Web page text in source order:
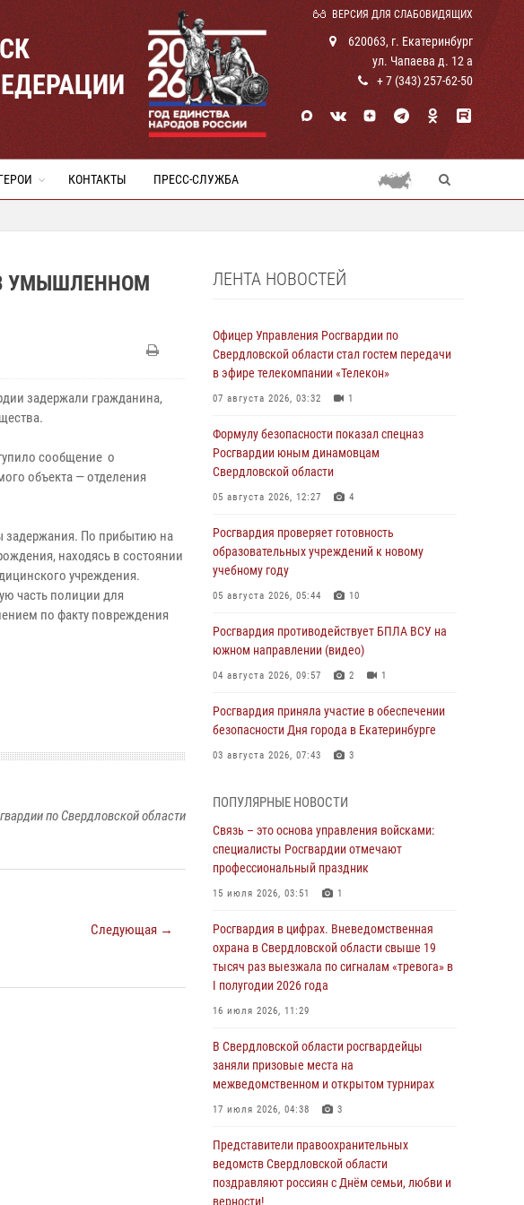
ВЕРСИЯ ДЛЯ СЛАБОВИДЯЩИХ
620063, г. Екатеринбург
ул. Чапаева д. 12 а
+ 7 (343) 257-62-50
КОНТАКТЫ ПРЕСС-СЛУЖБА
УМЫШЛЕННОМ
задержали гражданина,
сообщение о
объекта — отделения
задержания. По прибытию на
находясь в состоянии
учреждения.
часть полиции для
по факту повреждения
по Свердловской области
Следующая →
ЛЕНТА НОВОСТЕЙ
Офицер Управления Росгвардии по
Свердловской области стал гостем передачи
в эфире телекомпании «Телекон»
07 августа 2026, 03:32 1
Формулу безопасности показал спецназ
Росгвардии юным динамовцам
Свердловской области
05 августа 2026, 12:27 4
Росгвардия проверяет готовность
образовательных учреждений к новому
учебному году
05 августа 2026, 05:44 10
Росгвардия противодействует БПЛА ВСУ на
южном направлении (видео)
04 августа 2026, 09:57 2 1
Росгвардия приняла участие в обеспечении
безопасности Дня города в Екатеринбурге
03 августа 2026, 07:43 3
межведомственном антитеррористическом
учении в Свердловской области
31 июля 2026, 12:27 1
Росгвардия обеспечивает безопасность
31 июля 2026, 06:56 1
Представитель Управления Росгвардии по
Свердловской области рассказал об итогах
работы подразделения в эфире
30 июля 2026, 11:33 1
В Свердловской области росгвардейцы стали
призерами спартакиады «Динамо» памяти
29 июля 2026, 12:30 6
Православные священники поддержали
ПОПУЛЯРНЫЕ НОВОСТИ
Связь – это основа управления войсками:
специалисты Росгвардии отмечают
профессиональный праздник
15 июля 2026, 03:51 1
Росгвардия в цифрах. Вневедомственная
охрана в Свердловской области свыше 19
тысяч раз выезжала по сигналам «тревога» в
I полугодии 2026 года
16 июля 2026, 11:29
В Свердловской области росгвардейцы
заняли призовые места на
межведомственном и открытом турнирах
17 июля 2026, 04:38 3
Представители правоохранительных
ведомств Свердловской области
поздравляют россиян с Днём семьи, любви и
верности!